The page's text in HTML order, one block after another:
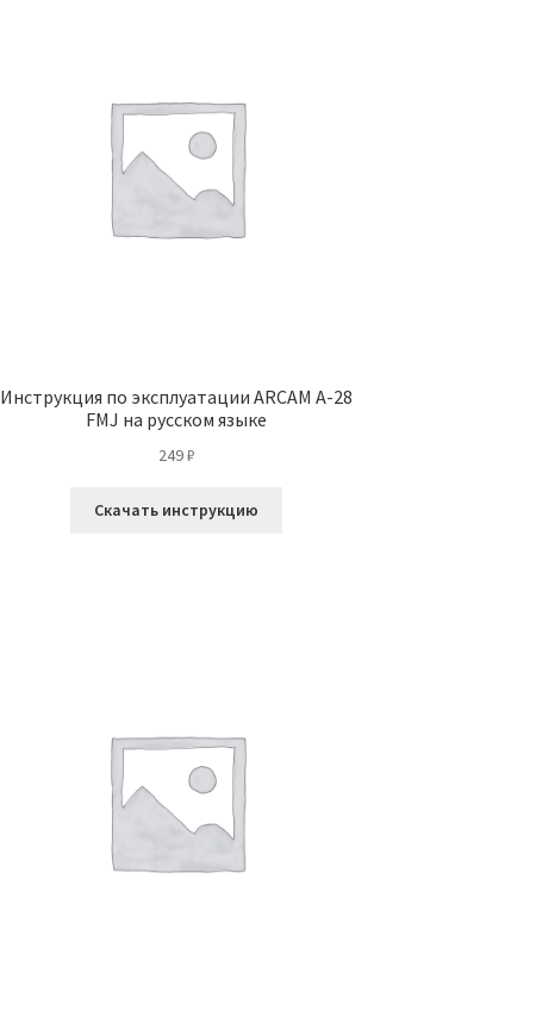
Инструкция по эксплуатации ARCAM A-28
FMJ на русском языке
249₽
Скачать инструкцию